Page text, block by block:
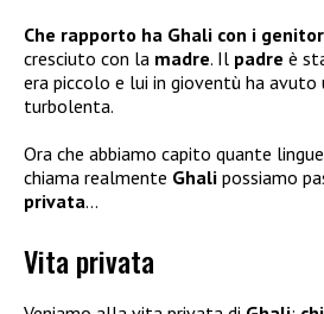
Che rapporto ha Ghali con i
cresciuto con la madre. Il padre è
era piccolo e lui in gioventù ha
turbolenta.
Ora che abbiamo capito quante
chiama realmente Ghali possiamo
privata…
Vita privata